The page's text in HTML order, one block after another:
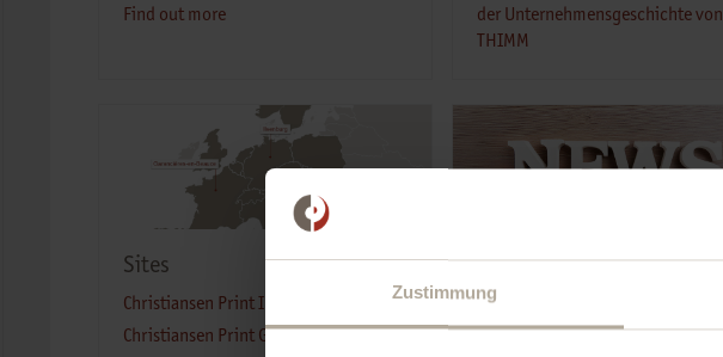
Zustimmung
Find out more
der Unternehmensgeschichte von
THIMM
Sites
Christiansen Print Ilsenburg
Christiansen Print Garancières, France
Current News
Find out more